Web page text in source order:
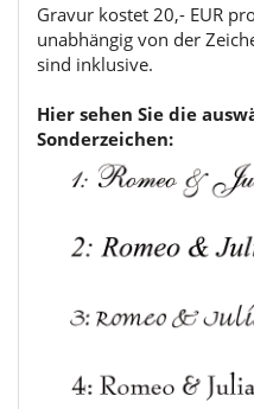
Gravur kostet 20,- EUR
unabhängig von der
sind inklusive.
Hier sehen Sie die
Sonderzeichen: